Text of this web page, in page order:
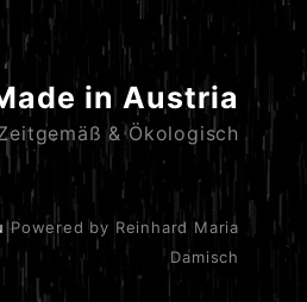
in Austria
& Ökologisch
Powered by Reinhard Maria
Damisch